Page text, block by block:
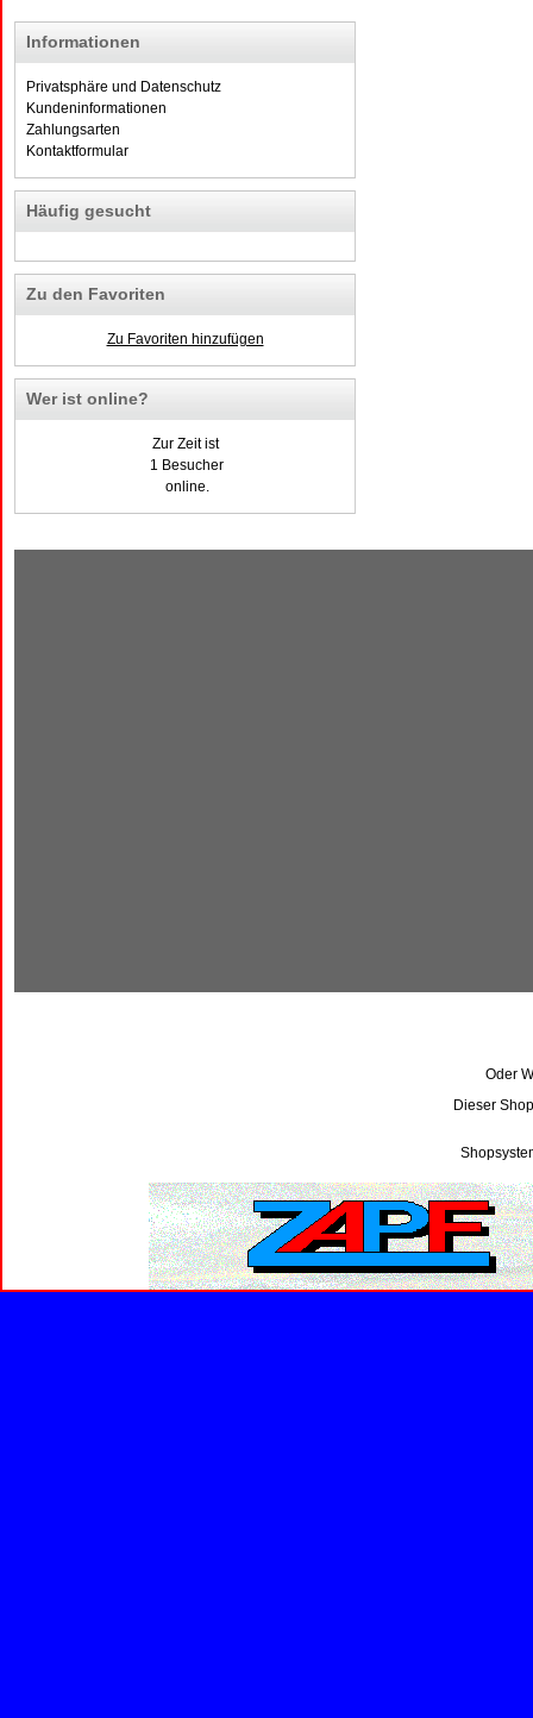
Informationen
Privatsphäre und Datenschutz
Kundeninformationen
Zahlungsarten
Kontaktformular
Häufig gesucht
Zu den Favoriten
Zu Favoriten hinzufügen
Wer ist online?
Zur Zeit ist
1 Besucher
online.
Oder
Dieser